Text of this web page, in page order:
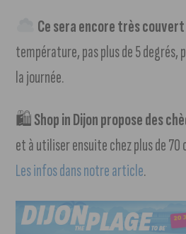
Ce sera encore très
température, pas plus de 5 degrés,
la journée.
🛍Shop in Dijon propose des
et à utiliser ensuite chez plus de
Les infos dans notre article.